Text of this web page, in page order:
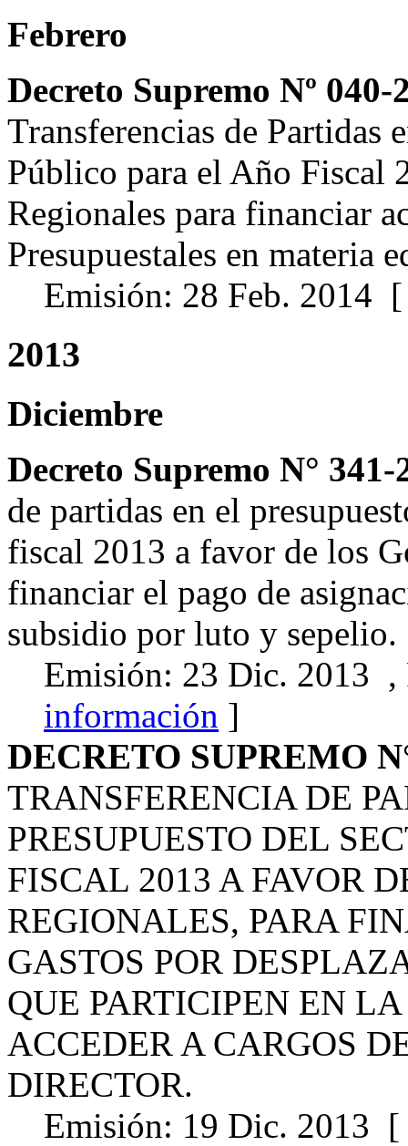
Febrero
Decreto Supremo Nº
Transferencias de Partidas
Público para el Año Fiscal
Regionales para financiar
Presupuestales en materia
Emisión: 28 Feb. 2014
2013
Diciembre
Decreto Supremo N° 341-
de partidas en el
fiscal 2013 a favor de los
financiar el pago de
subsidio por luto y sepelio.
Emisión: 23 Dic. 2013
información ]
DECRETO SUPREMO
TRANSFERENCIA DE
PRESUPUESTO DEL
FISCAL 2013 A FAVOR
REGIONALES, PARA
GASTOS POR
QUE PARTICIPEN EN
ACCEDER A CARGOS
DIRECTOR.
Emisión: 19 Dic. 2013 [